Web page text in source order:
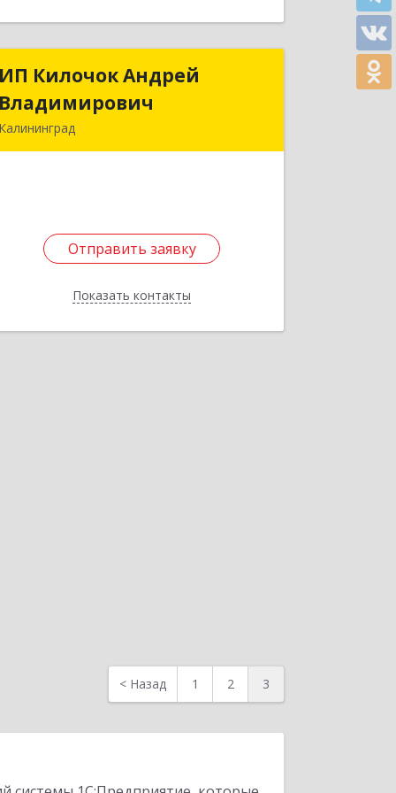
ИП Килочок Андрей
Владимирович
Калининград
Отправить заявку
Показать контакты
ИП Килочок Андрей
Владимирович
Подробнее
< Назад 1 2 3